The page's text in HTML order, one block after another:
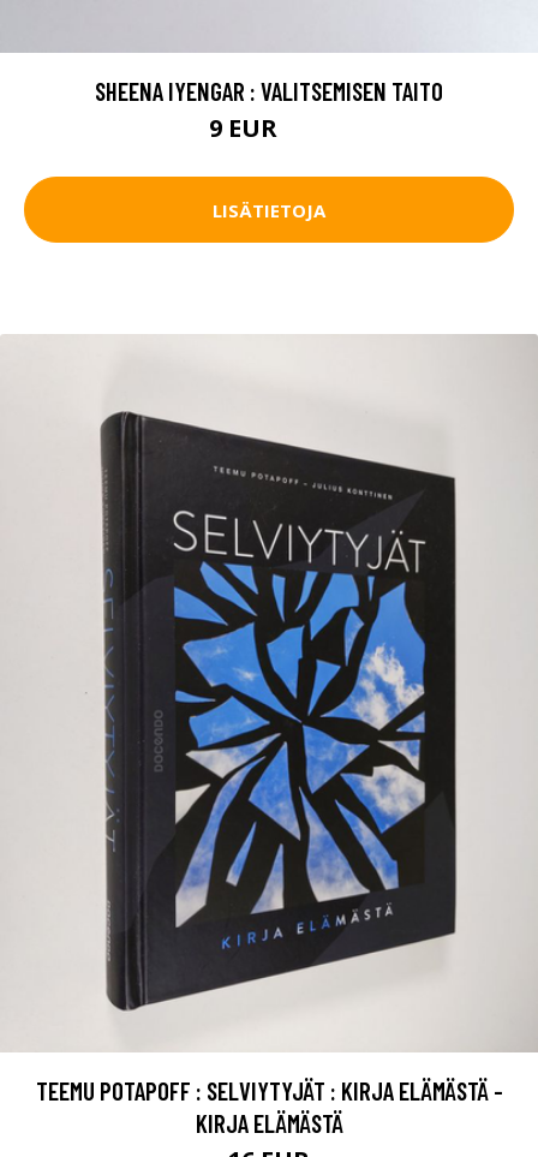
SHEENA IYENGAR : VALITSEMISEN TAITO
9 EUR
LISÄTIETOJA
TEEMU POTAPOFF : SELVIYTYJÄT : KIRJA ELÄMÄSTÄ -
KIRJA ELÄMÄSTÄ